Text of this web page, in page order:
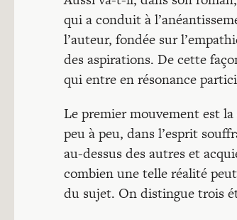
qui a conduit à
l’auteur, fondée sur
des aspirations. De cette
qui entre en résonance
Le premier mouvement est
peu à peu, dans l’esprit
au-dessus des autres et
combien une telle réalité
du sujet. On distingue trois